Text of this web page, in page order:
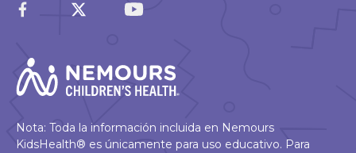
Nota: Toda la información incluida en Nemours
KidsHealth® es únicamente para uso educativo. Para